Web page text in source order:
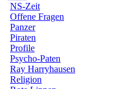
NS-Zeit
Offene Fragen
Panzer
Piraten
Profile
Psycho-Paten
Ray Harryhausen
Religion